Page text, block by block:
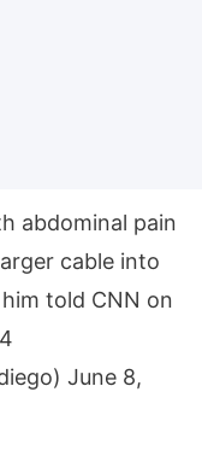
abdominal pain
cable into
told CNN on
June 8,